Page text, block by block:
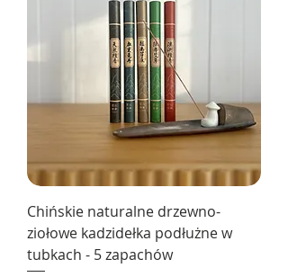
Chińskie naturalne drzewno-
ziołowe kadzidełka podłużne w
tubkach - 5 zapachów